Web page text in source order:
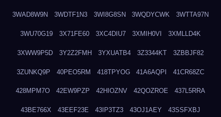
3WAD8W9N 3WDTF1N3 3WI8G8SN 3WQDYCWK 3WTTA97N
3WU70G19 3X71FE60 3XC4DIU7 3XMIH0VI 3XMLLD4K
3XWW9P5D 3Y2Z2FMH 3YXUATB4 3Z3344KT 3ZBBJF82
3ZUNKQ9P 40PEO5RM 418TPYOG 41A6AQPI 41CR68ZC
428MPM7O 42EW9PZP 42HIOZNV 42QOZROE 437L5RRA
43BE766X 43EEF23E 43IP3TZ3 43OJ1AEY 43SSFXBJ